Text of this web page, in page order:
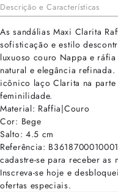
Descrição e Características
As sandálias Maxi Clarita
sofisticação e estilo
luxuoso couro Nappa e
natural e elegância
icônico laço Clarita na
feminilidade.
Material: Raffia|Couro
Cor: Bege
Salto: 4.5 cm
Referência: B3618700010001
cadastre-se para receber as
Inscreva-se hoje e
ofertas especiais.